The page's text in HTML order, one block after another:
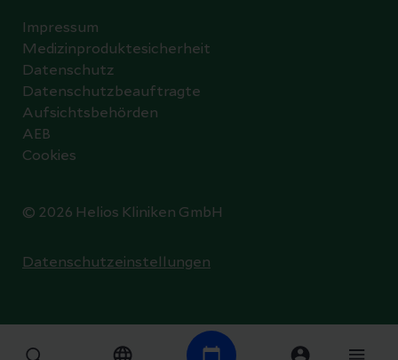
© 2026 Helios Kliniken GmbH
Impressum
Medizinproduktesicherheit
Datenschutz
Datenschutzbeauftragte
Aufsichtsbehörden
AEB
Cookies
Datenschutzeinstellungen